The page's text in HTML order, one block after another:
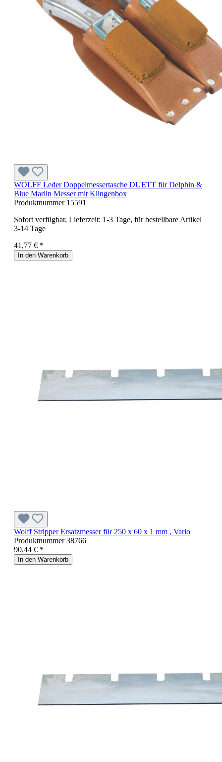
WOLFF Leder Doppelmessertasche DUETT für Delphin &
Blue Marlin Messer mit Klingenbox
Produktnummer 15591
Sofort verfügbar, Lieferzeit: 1-3 Tage, für bestellbare Artikel
3-14 Tage
41,77 € *
In den Warenkorb
Wolff Stripper Ersatzmesser für 250 x 60 x 1 mm , Vario
Produktnummer38766
90,44 € *
In den Warenkorb